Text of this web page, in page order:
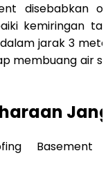
disebabkan
kemiringan
jarak 3
membuang air
Basement